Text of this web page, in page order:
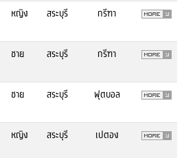
หญิง สระบุรี กรีฑา
ชาย สระบุรี กรีฑา
ชาย สระบุรี ฟุตบอล
หญิง สระบุรี เปตอง